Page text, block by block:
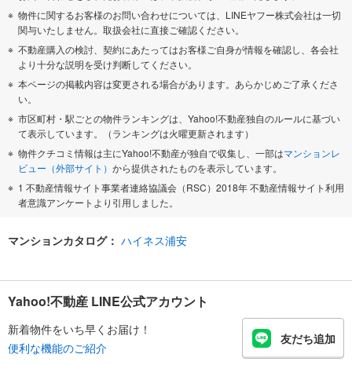
物件に関するお客様のお問い合わせについては、LINEヤフー株式会社は一切
関与いたしません。取扱会社に直接ご確認ください。
不動産購入の検討、契約にあたってはお客様ご自身が情報を確認し、各会社
より十分な説明を受け判断してください。
本ページの掲載内容は変更される場合があります。あらかじめご了承くださ
い。
市区町村・駅ごとの物件ランキングは、Yahoo!不動産独自のルールに基づい
て表示しています。（ランキングは火曜更新されます）
物件クチコミ情報は主にYahoo!不動産が独自で収集し、一部はマンションレ
ビュー（外部サイト） から提供されたものを表示しています。
1 不動産情報サイト事業者連絡協議会（RSC）2018年 不動産情報サイト利用
者意識アンケートより引用しました。
マンションカタログ： ハイネス浦安
Yahoo!不動産 LINE公式アカウント
新着物件をいち早くお届け！
便利な機能のご紹介
友だち追加